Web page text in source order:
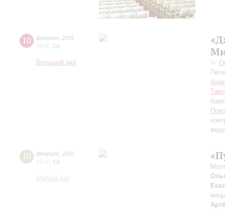
10 февраля 2016
19:00 Ср
Большой зал
10 февраля 2016
19:00 Ср
Малый зал